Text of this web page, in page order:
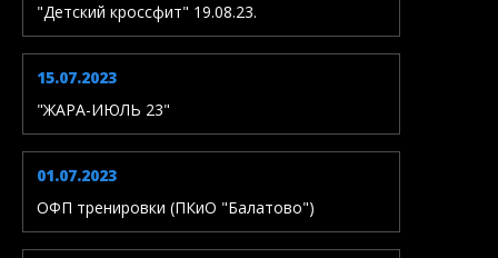
"Детский кроссфит" 19.08.23.
15.07.2023
"ЖАРА-ИЮЛЬ 23"
01.07.2023
ОФП тренировки (ПКиО "Балатово")